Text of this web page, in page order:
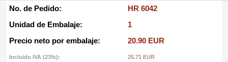
No. de Pedido:
HR 6042
Unidad de Embalaje:
1
Precio neto por embalaje:
20.90 EUR
Incluido IVA (23%): 25.71 EUR